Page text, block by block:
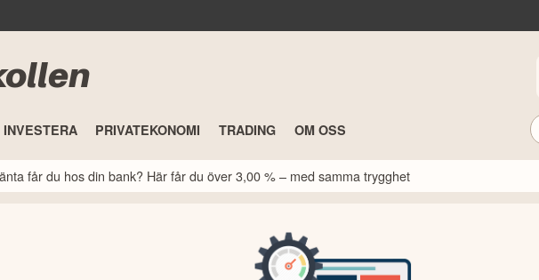
INVESTERA PRIVATEKONOMI TRADING OM OSS
får du hos din bank? Här får du över 3,00 % – med samma trygghet